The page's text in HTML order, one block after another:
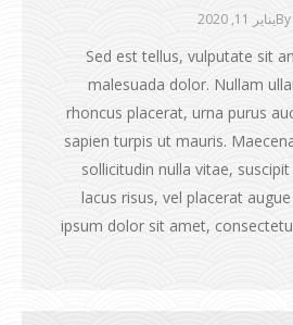
Byيناير 11, 2020
Sed est tellus, vulputate sit
malesuada dolor. Nullam
rhoncus placerat, urna purus
sapien turpis ut mauris.
sollicitudin nulla vitae,
lacus risus, vel placerat
ipsum dolor sit amet,